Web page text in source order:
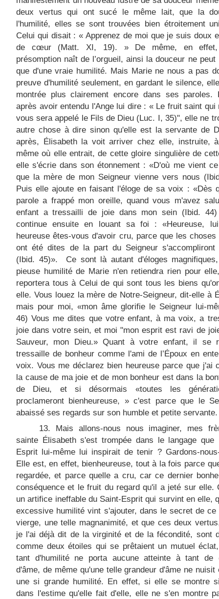
deux vertus qui ont sucé le même lait, que la
l'humilité, elles se sont trouvées bien étroitement
Celui qui disait : « Apprenez de moi que je suis doux
de cœur (Matt. XI, 19). » De même, en
présomption naît de l’orgueil, ainsi la douceur ne peut
que d'une vraie humilité. Mais Marie ne nous a pas
preuve d'humilité seulement, en gardant le silence,
montrée plus clairement encore dans ses paroles.
après avoir entendu l'Ange lui dire : « Le fruit saint qui
vous sera appelé le Fils de Dieu (Luc. I, 35)", elle ne
autre chose à dire sinon qu'elle est la servante de
après, Élisabeth la voit arriver chez elle, instruite,
même où elle entrait, de cette gloire singulière de
elle s'écrie dans son étonnement : «D'où me vient
que la mère de mon Seigneur vienne vers nous
Puis elle ajoute en faisant l'éloge de sa voix : «Dès
parole a frappé mon oreille, quand vous m'avez
enfant a tressailli de joie dans mon sein (Ibid.
continue ensuite en louant sa foi : «Heureuse,
heureuse êtes-vous d'avoir cru, parce que les
ont été dites de la part du Seigneur s'accompliront
(Ibid. 45)». Ce sont là autant d'éloges
pieuse humilité de Marie n'en retiendra rien pour
reportera tous à Celui de qui sont tous les biens
elle. Vous louez la mère de Notre-Seigneur, dit-elle à
mais pour moi, «mon âme glorifie le Seigneur lui-
46) Vous me dites que votre enfant, à ma voix, a
joie dans votre sein, et moi "mon esprit est ravi de
Sauveur, mon Dieu.» Quant à votre enfant, il se
tressaille de bonheur comme l'ami de l’Époux en
voix. Vous me déclarez bien heureuse parce que j'ai
la cause de ma joie et de mon bonheur est dans la
de Dieu, et si désormais «toutes les
proclameront bienheureuse, » c'est parce que le
abaissé ses regards sur son humble et petite servante.
13. Mais allons-nous nous imaginer, mes
sainte Élisabeth s'est trompée dans le langage que
Esprit lui-même lui inspirait de tenir ? Gardons-
Elle est, en effet, bienheureuse, tout à la fois parce
regardée, et parce quelle a cru, car ce dernier
conséquence et le fruit du regard qu'il a jeté sur elle.
un artifice ineffable du Saint-Esprit qui survint en elle,
excessive humilité vint s'ajouter, dans le secret de
vierge, une telle magnanimité, et que ces deux
je l'ai déjà dit de la virginité et de la fécondité, sont
comme deux étoiles qui se prêtaient un mutuel
tant d'humilité ne porta aucune atteinte à tant de
d'âme, de même qu'une telle grandeur d'âme ne nuisit
une si grande humilité. En effet, si elle se montre
dans l'estime qu'elle fait d'elle, elle ne s'en montre